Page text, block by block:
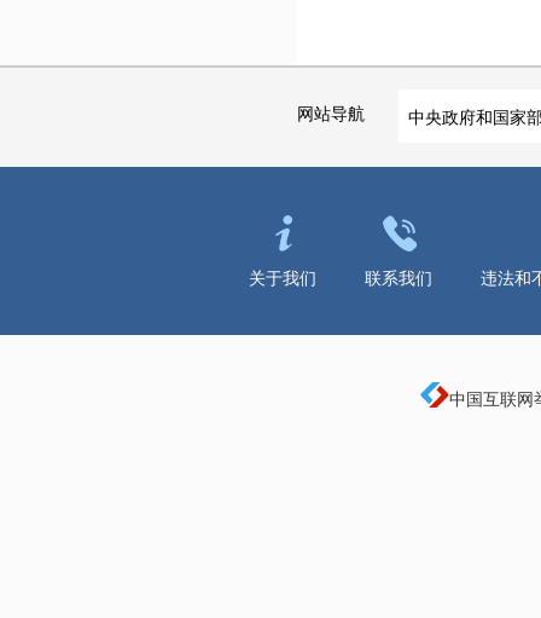
网站导航 中央政府和国家
关于我们 联系我们 违法和
中国互联网